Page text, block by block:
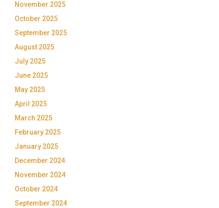
November 2025
October 2025
September 2025
August 2025
July 2025
June 2025
May 2025
April 2025
March 2025
February 2025
January 2025
December 2024
November 2024
October 2024
September 2024